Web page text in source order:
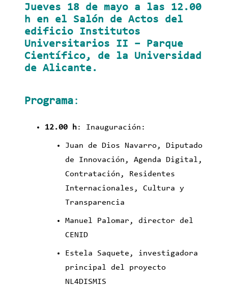
Jueves 18 de mayo a las 12.00
h en el Salón de Actos del
edificio Institutos
Universitarios II – Parque
Científico, de la Universidad
de Alicante.
Programa:
12.00 h: Inauguración:
Juan de Dios Navarro, Diputado
de Innovación, Agenda Digital,
Contratación, Residentes
Internacionales, Cultura y
Transparencia
Manuel Palomar, director del
CENID
Estela Saquete, investigadora
principal del proyecto
NL4DISMIS